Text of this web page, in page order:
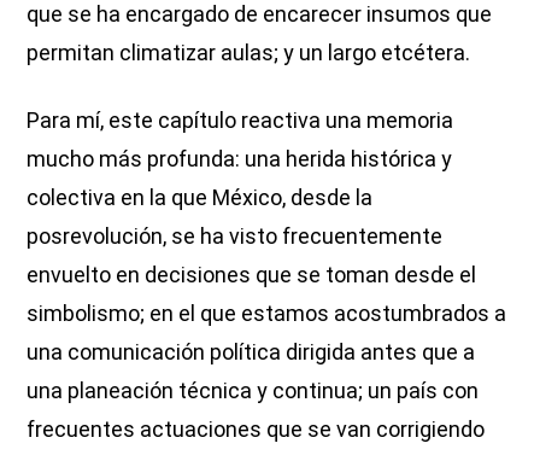
que se ha encargado de encarecer insumos que
permitan climatizar aulas; y un largo etcétera.
Para mí, este capítulo reactiva una memoria
mucho más profunda: una herida histórica y
colectiva en la que México, desde la
posrevolución, se ha visto frecuentemente
envuelto en decisiones que se toman desde el
simbolismo; en el que estamos acostumbrados a
una comunicación política dirigida antes que a
una planeación técnica y continua; un país con
frecuentes actuaciones que se van corrigiendo